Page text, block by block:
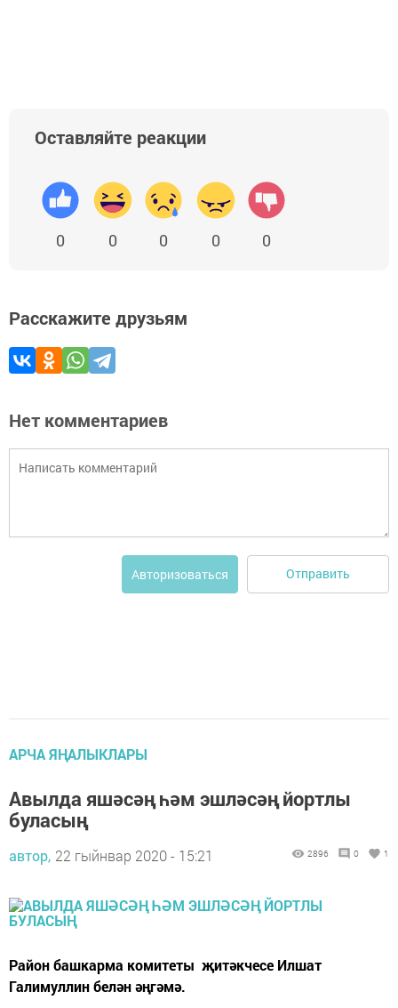
Оставляйте реакции
0 0 0 0 0
Расскажите друзьям
Нет комментариев
Авторизоваться Отправить
АРЧА ЯҢАЛЫКЛАРЫ
Авылда яшәсәң һәм эшләсәң йортлы
буласың
автор, 22 гыйнвар 2020 - 15:21 2896 0 1
Район башкарма комитеты җитәкчесе Илшат
Галимуллин белән әңгәмә.